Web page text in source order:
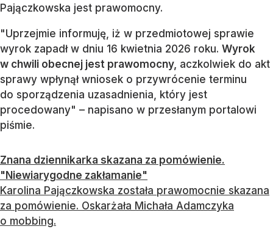
Pajączkowska jest prawomocny.
"Uprzejmie informuję, iż w przedmiotowej sprawie
wyrok zapadł w dniu 16 kwietnia 2026 roku. Wyrok
w chwili obecnej jest prawomocny, aczkolwiek do akt
sprawy wpłynął wniosek o przywrócenie terminu
do sporządzenia uzasadnienia, który jest
procedowany" – napisano w przesłanym portalowi
piśmie.
Znana dziennikarka skazana za pomówienie.
"Niewiarygodne zakłamanie"
Karolina Pajączkowska została prawomocnie skazana
za pomówienie. Oskarżała Michała Adamczyka
o mobbing.